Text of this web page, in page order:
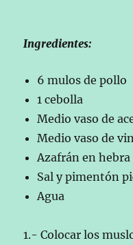
Ingredientes:
6 mulos de pollo
1 cebolla
Medio vaso de
Medio vaso de
Azafrán en hebra
Sal y pimentón
Agua
1.- Colocar los